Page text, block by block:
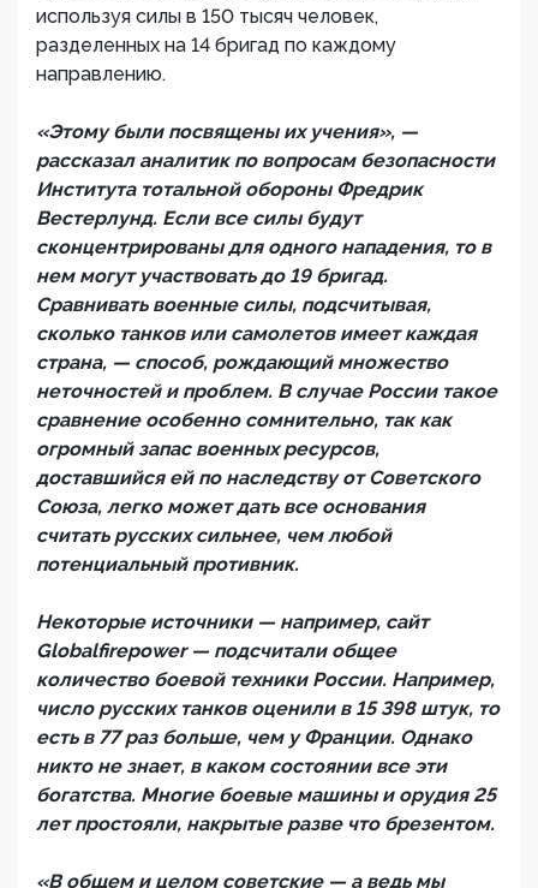
используя силы в 150 тысяч человек,
разделенных на 14 бригад по каждому
направлению.
«Этому были посвящены их учения», —
рассказал аналитик по вопросам безопасности
Института тотальной обороны Фредрик
Вестерлунд. Если все силы будут
сконцентрированы для одного нападения, то в
нем могут участвовать до 19 бригад.
Сравнивать военные силы, подсчитывая,
сколько танков или самолетов имеет каждая
страна, — способ, рождающий множество
неточностей и проблем. В случае России такое
сравнение особенно сомнительно, так как
огромный запас военных ресурсов,
доставшийся ей по наследству от Советского
Союза, легко может дать все основания
считать русских сильнее, чем любой
потенциальный противник.
Некоторые источники — например, сайт
Globalfirepower — подсчитали общее
количество боевой техники России. Например,
число русских танков оценили в 15 398 штук, то
есть в 77 раз больше, чем у Франции. Однако
никто не знает, в каком состоянии все эти
богатства. Многие боевые машины и орудия 25
лет простояли, накрытые разве что брезентом.
«В общем и целом советские — а ведь мы